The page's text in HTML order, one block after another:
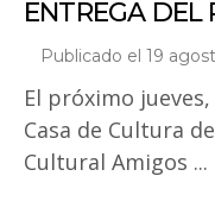
ENTREGA DEL
Publicado el 19
El próximo
Casa de Cultura
Cultural Amigos